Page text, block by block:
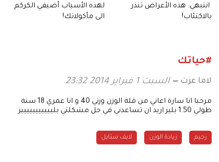
انتبهي: هذه الأعراض تنذر
بالاكتئاب!
لهذه الأسباب أضيفي الكركم
الى مأكولاتك!
#حياتك
لاما عزت السبت 1 فبراير 2014 23:32
مرحبا انا سارة اعاني من قلة الوزن وزني 40 و انا عمري 18 سنة
طولي 1.50 بليز اريد ان تساعدني في حل مشكلتي بليييييييييييز
رجيم زيادة الوزن لايف ستايل